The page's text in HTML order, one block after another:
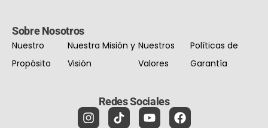
Sobre Nosotros
Nuestro
Propósito
Nuestra Misión y
Visión
Nuestros
Valores
Políticas de
Garantía
Redes Sociales